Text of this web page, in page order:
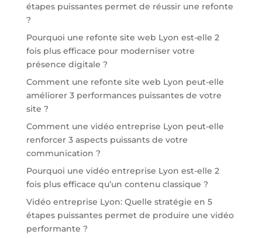
étapes puissantes permet de réussir une refonte
?
Pourquoi une refonte site web Lyon est-elle 2
fois plus efficace pour moderniser votre
présence digitale ?
Comment une refonte site web Lyon peut-elle
améliorer 3 performances puissantes de votre
site ?
Comment une vidéo entreprise Lyon peut-elle
renforcer 3 aspects puissants de votre
communication ?
Pourquoi une vidéo entreprise Lyon est-elle 2
fois plus efficace qu’un contenu classique ?
Vidéo entreprise Lyon: Quelle stratégie en 5
étapes puissantes permet de produire une vidéo
performante ?